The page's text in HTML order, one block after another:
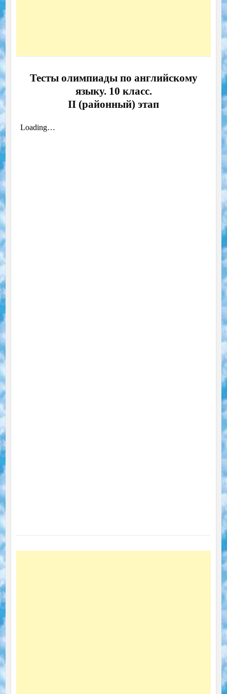
Тесты олимпиады по английскому
языку. 10 класс.
II (районный) этап